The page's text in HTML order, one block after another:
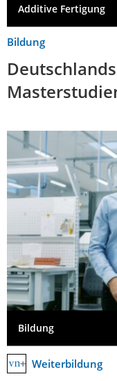
Additive Fertigung
Bildung
Bildung
Weiterbildung